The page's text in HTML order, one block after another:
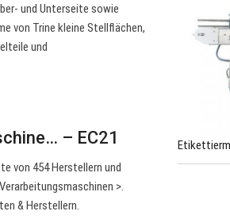
und Unterseite sowie
von Trine kleine Stellflächen,
und
– EC21
von 454 Herstellern und
>.
& Herstellern.